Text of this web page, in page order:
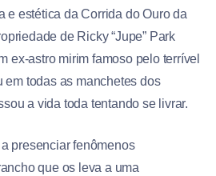
e estética da Corrida do Ouro da
de Ricky “Jupe” Park
ex-astro mirim famoso pelo terrível
todas as manchetes dos
a vida toda tentando se livrar.
presenciar fenômenos
que os leva a uma